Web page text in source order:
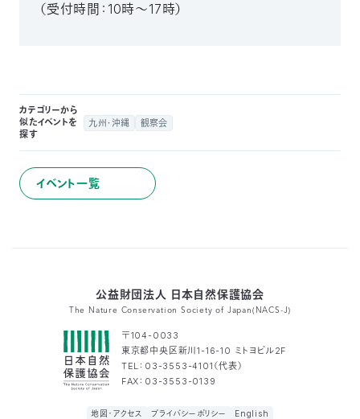
（受付時間：10時～17時）
カテゴリーから
似たイベントを
探す
九州・沖縄 観察会
イベント一覧
公益財団法人 日本自然保護協会
The Nature Conservation Society of Japan(NACS-J)
〒104-0033
東京都中央区新川1-16-10 ミトヨビル2F
TEL：03-3553-4101（代表）
FAX：03-3553-0139
地図・アクセス プライバシーポリシー English